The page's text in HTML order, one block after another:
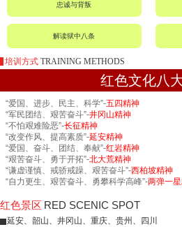
忠诚与背叛
解读狱中八条
培训方式 TRAINING METHODS
红色文化八
“爱国、进步、民主、科学”-五四精神
“军民团结、艰苦奋斗”-井冈山精神
“不怕艰难险恶”-长征精神
“改变作风、提高素质”-延安精神
“爱国、奋斗、团结、奉献”-红岩精神
“艰苦奋斗、勇于开拓”-北大荒精神
“谦虚谨慎、戒骄戒躁、艰苦奋斗”-西柏坡精神
“自力更生、艰苦奋斗、勇攀科学高峰”-两弹一
红色景区 RED SCENIC SPOT
延安、韶山、井冈山、重庆、贵州、四川